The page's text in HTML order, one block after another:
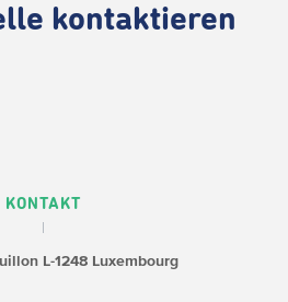
kontaktieren
KONTAKT
L-1248 Luxembourg